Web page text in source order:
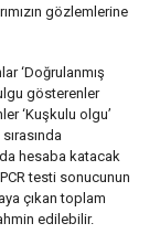
gözlemlerine
‘Doğrulanmış
gösterenler
‘Kuşkulu olgu’
hesaba katacak
testi sonucunun
çıkan toplam
edilebilir.